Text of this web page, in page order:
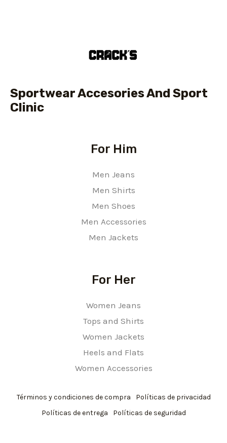
Sportwear Accesories And Sport
Clinic
For Him
Men Jeans
Men Shirts
Men Shoes
Men Accessories
Men Jackets
For Her
Women Jeans
Tops and Shirts
Women Jackets
Heels and Flats
Women Accessories
Términos y condiciones de compra
Políticas de privacidad
Políticas de entrega
Políticas de seguridad